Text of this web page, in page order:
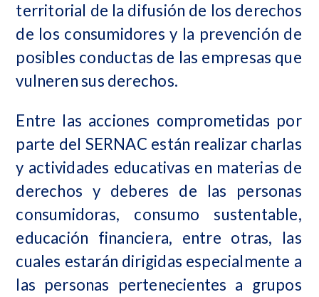
territorial de la difusión de los derechos
de los consumidores y la prevención de
posibles conductas de las empresas que
vulneren sus derechos.
Entre las acciones comprometidas por
parte del SERNAC están realizar charlas
y actividades educativas en materias de
derechos y deberes de las personas
consumidoras, consumo sustentable,
educación financiera, entre otras, las
cuales estarán dirigidas especialmente a
las personas pertenecientes a grupos